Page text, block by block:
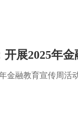
展2025年
金融教育宣传周活